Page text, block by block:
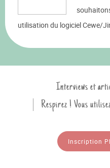
utilisation du logiciel Cewe/
Interviews et
Respirez ! Vous
Inscription